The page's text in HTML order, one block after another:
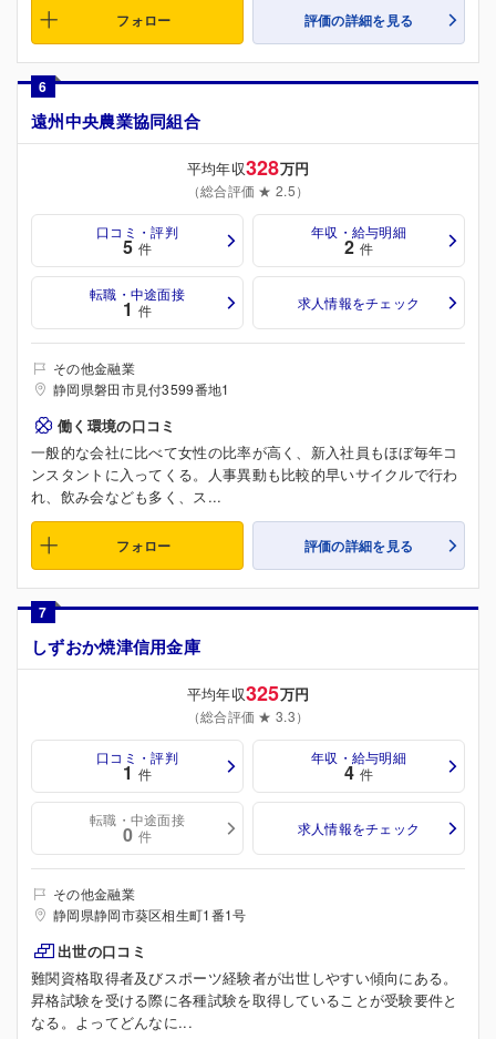
フォロー 評価の詳細を見る
6
遠州中央農業協同組合
平均年収328万円
（総合評価 ★ 2.5）
口コミ・評判
5 件
年収・給与明細
2 件
転職・中途面接
1 件 求人情報をチェック
その他金融業
静岡県磐田市見付3599番地1
働く環境の口コミ
一般的な会社に比べて女性の比率が高く、新入社員もほぼ毎年コ
ンスタントに入ってくる。人事異動も比較的早いサイクルで行わ
れ、飲み会なども多く、ス...
フォロー 評価の詳細を見る
7
しずおか焼津信用金庫
平均年収325万円
（総合評価 ★ 3.3）
口コミ・評判
1 件
年収・給与明細
4 件
転職・中途面接
0 件 求人情報をチェック
その他金融業
静岡県静岡市葵区相生町1番1号
出世の口コミ
難関資格取得者及びスポーツ経験者が出世しやすい傾向にある。
昇格試験を受ける際に各種試験を取得していることが受験要件と
なる。よってどんなに...